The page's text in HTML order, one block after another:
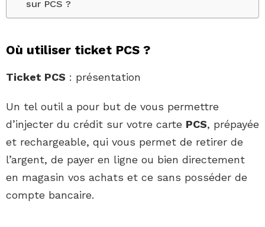
sur PCS ?
Où utiliser ticket PCS ?
Ticket PCS : présentation
Un tel outil a pour but de vous permettre
d’injecter du crédit sur votre carte PCS, prépayée
et rechargeable, qui vous permet de retirer de
l’argent, de payer en ligne ou bien directement
en magasin vos achats et ce sans posséder de
compte bancaire.